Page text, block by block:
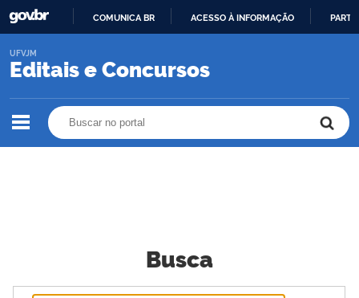
O
COMUNICA BR ACESSO À INFORMAÇÃO
Editais e Concursos
UFVJM
Busca